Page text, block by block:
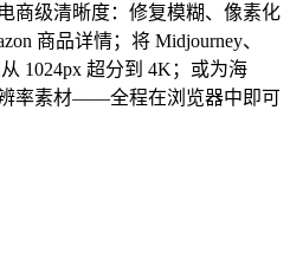
商级清晰度：修复模糊、像素化
商品详情；将 Midjourney、
1024px 超分到 4K；或为海
率素材——全程在浏览器中即可